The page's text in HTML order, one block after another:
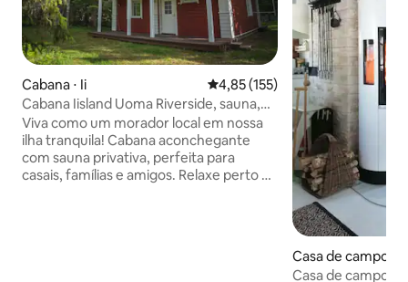
Cabana ⋅ Ii 4,85 de uma avaliação média de
4,85 (155)
Cabana Iisland Uoma Riverside, sauna,
Wi-Fi, estacionamento
Viva como um morador local em nossa
ilha tranquila! Cabana aconchegante
com sauna privativa, perfeita para
casais, famílias e amigos. Relaxe perto da
Casa de campo ⋅ Ii
Casa de campo